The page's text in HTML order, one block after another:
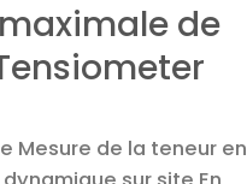
de
Mesure de la teneur en